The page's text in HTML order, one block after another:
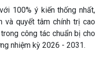
100% ý kiến thống nhất,
và quyết tâm chính trị cao
công tác chuẩn bị cho
nhiệm kỳ 2026 - 2031.